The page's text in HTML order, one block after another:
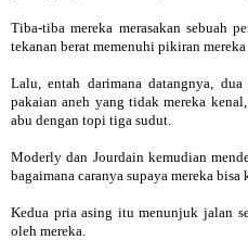
Tiba-tiba mereka merasakan sebuah
tekanan berat memenuhi pikiran mereka
Lalu, entah darimana datangnya,
pakaian aneh yang tidak mereka
abu dengan topi tiga sudut.
Moderly dan Jourdain kemudian
bagaimana caranya supaya mereka
Kedua pria asing itu menunjuk jalan
oleh mereka.